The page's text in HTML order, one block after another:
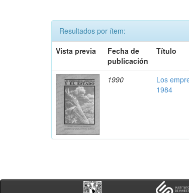
Resultados por ítem:
Vista previa
Fecha de
publicación
Título
1990
Los
1984